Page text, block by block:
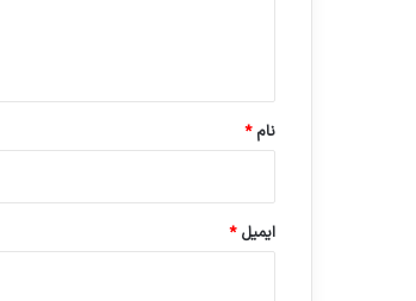
نام*
ایمیل*